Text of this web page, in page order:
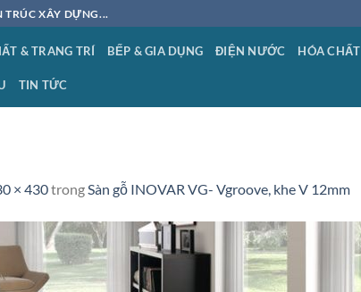
XÂY DỰNG...
& TRANG TRÍ BẾP & GIA DỤNG ĐIỆN NƯỚC HÓA CHẤT
TIN TỨC
× 430trong Sàn gỗ INOVAR VG- Vgroove, khe V 12mm